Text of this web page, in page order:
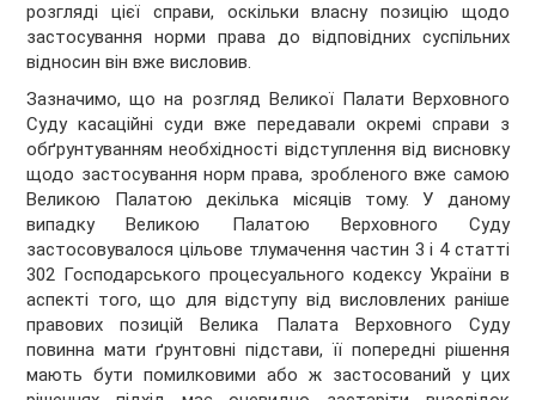
розгляді цієї справи, оскільки власну позицію щодо
застосування норми права до відповідних суспільних
відносин він вже висловив.
Зазначимо, що на розгляд Великої Палати Верховного
Суду касаційні суди вже передавали окремі справи з
обґрунтуванням необхідності відступлення від висновку
щодо застосування норм права, зробленого вже самою
Великою Палатою декілька місяців тому. У даному
випадку Великою Палатою Верховного Суду
застосовувалося цільове тлумачення частин 3 і 4 статті
302 Господарського процесуального кодексу України в
аспекті того, що для відступу від висловлених раніше
правових позицій Велика Палата Верховного Суду
повинна мати ґрунтовні підстави, її попередні рішення
мають бути помилковими або ж застосований у цих